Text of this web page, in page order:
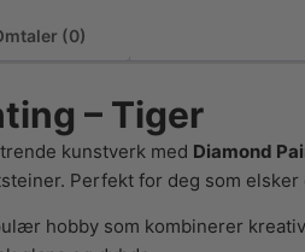
(0)
– Tiger
kunstverk med Diamond
Perfekt for deg som
hobby som kombinerer